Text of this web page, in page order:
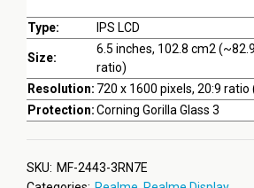
Type: IPS LCD
Size:
6.5 inches, 102.8 cm2
ratio)
Resolution: 720 x 1600 pixels, 20:9
Protection:Corning Gorilla Glass 3
SKU: MF-2443-3RN7E